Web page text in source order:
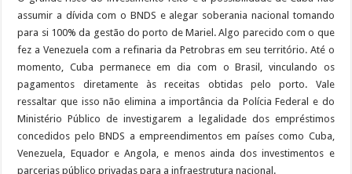
assumir a dívida com o BNDS e alegar soberania nacional tomando
para si 100% da gestão do porto de Mariel. Algo parecido com o que
fez a Venezuela com a refinaria da Petrobras em seu território. Até o
momento, Cuba permanece em dia com o Brasil, vinculando os
pagamentos diretamente às receitas obtidas pelo porto. Vale
ressaltar que isso não elimina a importância da Polícia Federal e do
Ministério Público de investigarem a legalidade dos empréstimos
concedidos pelo BNDS a empreendimentos em países como Cuba,
Venezuela, Equador e Angola, e menos ainda dos investimentos e
parcerias público privadas para a infraestrutura nacional.